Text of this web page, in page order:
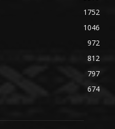
1752
1046
972
812
797
674